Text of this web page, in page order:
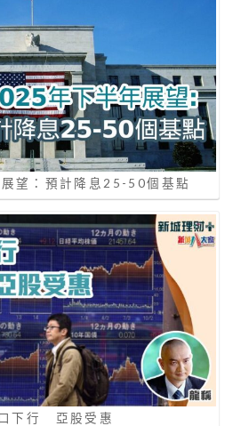
望：預計降息25-50個基點
下行 亞股受惠